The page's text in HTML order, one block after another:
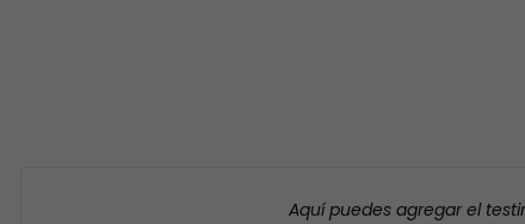
Aquí puedes agregar el